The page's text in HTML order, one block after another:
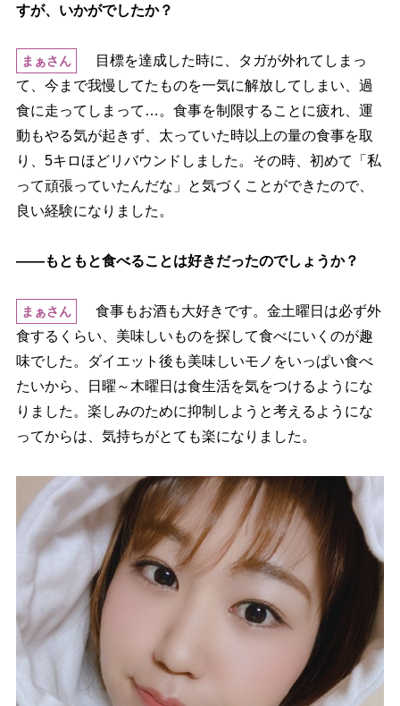
すが、いかがでしたか？
まぁさん
目標を達成した時に、タガが外れてしまっ
て、今まで我慢してたものを一気に解放してしまい、過
食に走ってしまって…。食事を制限することに疲れ、運
動もやる気が起きず、太っていた時以上の量の食事を取
り、5キロほどリバウンドしました。その時、初めて「私
って頑張っていたんだな」と気づくことができたので、
良い経験になりました。
――もともと食べることは好きだったのでしょうか？
まぁさん
食事もお酒も大好きです。金土曜日は必ず外
食するくらい、美味しいものを探して食べにいくのが趣
味でした。ダイエット後も美味しいモノをいっぱい食べ
たいから、日曜～木曜日は食生活を気をつけるようにな
りました。楽しみのために抑制しようと考えるようにな
ってからは、気持ちがとても楽になりました。